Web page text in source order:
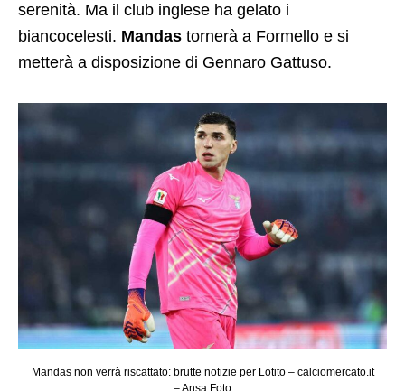
serenità. Ma il club inglese ha gelato i
biancocelesti. Mandas tornerà a Formello e si
metterà a disposizione di Gennaro Gattuso.
Mandas non verrà riscattato: brutte notizie per Lotito – calciomercato.it
– Ansa Foto